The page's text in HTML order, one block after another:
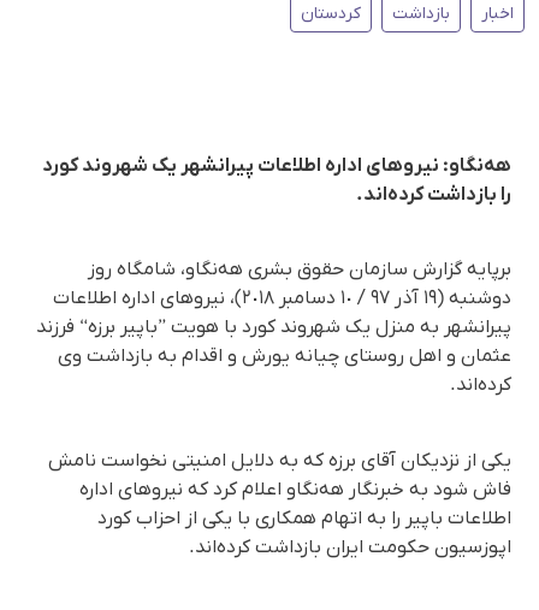
اخبار بازداشت کردستان
هەنگاو: نیروهای ادارە اطلاعات پیرانشهر یک شهروند کورد
را بازداشت کردەاند.
برپایە گزارش سازمان حقوق بشری هەنگاو، شامگاه روز
دوشنبە (١٩ آذر ٩٧ / ١٠ دسامبر ٢٠١٨)، نیروهای ادارە اطلاعات
پیرانشهر بە منزل یک شهروند کورد با هویت ”باپیر برزە“ فرزند
عثمان و اهل روستای چیانە یورش و اقدام بە بازداشت وی
کردەاند.
یکی از نزدیکان آقای برزە کە بە دلایل امنیتی نخواست نامش
فاش شود بە خبرنگار هەنگاو اعلام کرد کە نیروهای ادارە
اطلاعات باپیر را بە اتهام همکاری با یکی از احزاب کورد
اپوزسیون حکومت ایران بازداشت کردەاند.